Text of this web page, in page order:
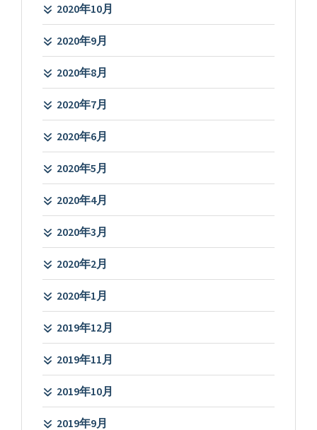
2020年10月
2020年9月
2020年8月
2020年7月
2020年6月
2020年5月
2020年4月
2020年3月
2020年2月
2020年1月
2019年12月
2019年11月
2019年10月
2019年9月